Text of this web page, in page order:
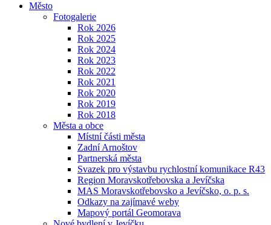
Město
Fotogalerie
Rok 2026
Rok 2025
Rok 2024
Rok 2023
Rok 2022
Rok 2021
Rok 2020
Rok 2019
Rok 2018
Města a obce
Místní části města
Zadní Arnoštov
Partnerská města
Svazek pro výstavbu rychlostní komunikace R43
Region Moravskotřebovska a Jevíčska
MAS Moravskotřebovsko a Jevíčsko, o. p. s.
Odkazy na zajímavé weby
Mapový portál Geomorava